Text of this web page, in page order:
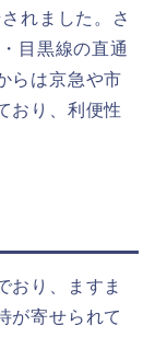
れました。さ
目黒線の直通
らは京急や市
おり、利便性
おり、ますま
が寄せられて